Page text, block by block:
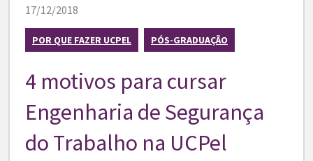
17/12/2018
POR QUE FAZER UCPEL PÓS-GRADUAÇÃO
4 motivos para cursar
Engenharia de Segurança
do Trabalho na UCPel